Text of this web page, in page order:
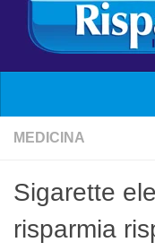
MEDICINA
Sigarette
risparmia